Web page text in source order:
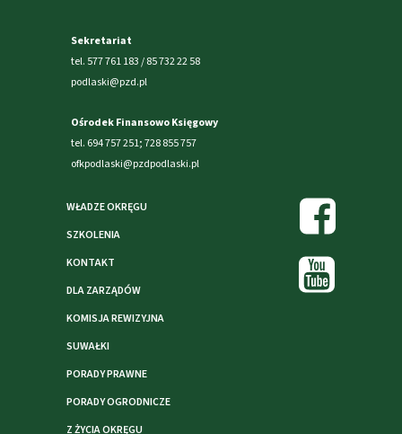
Sekretariat
tel. 577 761 183 / 85 732 22 58
podlaski@pzd.pl
Ośrodek Finansowo Księgowy
tel. 694 757 251; 728 855 757
ofkpodlaski@pzdpodlaski.pl
WŁADZE OKRĘGU
SZKOLENIA
KONTAKT
DLA ZARZĄDÓW
KOMISJA REWIZYJNA
SUWAŁKI
PORADY PRAWNE
PORADY OGRODNICZE
Z ŻYCIA OKRĘGU